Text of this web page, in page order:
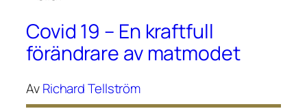
Covid 19 – En kraftfull
förändrare av matmodet
AvRichard Tellström